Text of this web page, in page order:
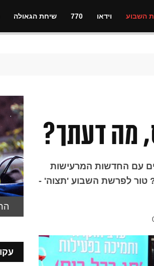
השבוע וידאו 770 שיחת הגאולה
עם החדשות המרעישות
טור לפרשת השבוע 'תצוה' -